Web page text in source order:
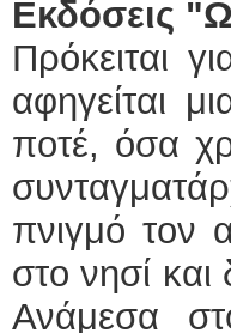
Εκδόσεις
Πρόκειται
αφηγείται
ποτέ, όσα
πνιγμό τον
στο νησί και
Ανάμεσα